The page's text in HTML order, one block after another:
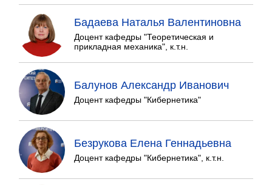
Бадаева Наталья Валентиновна
Доцент кафедры "Теоретическая и
прикладная механика", к.т.н.
Балунов Александр Иванович
Доцент кафедры "Кибернетика"
Безрукова Елена Геннадьевна
Доцент кафедры "Кибернетика", к.т.н.